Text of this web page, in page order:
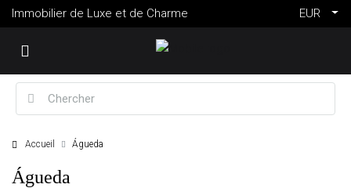
Immobilier de Luxe et de Charme EUR
Accueil Águeda
Águeda